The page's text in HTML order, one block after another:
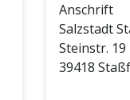
Anschrift
Salzstadt
Steinstr. 19
39418